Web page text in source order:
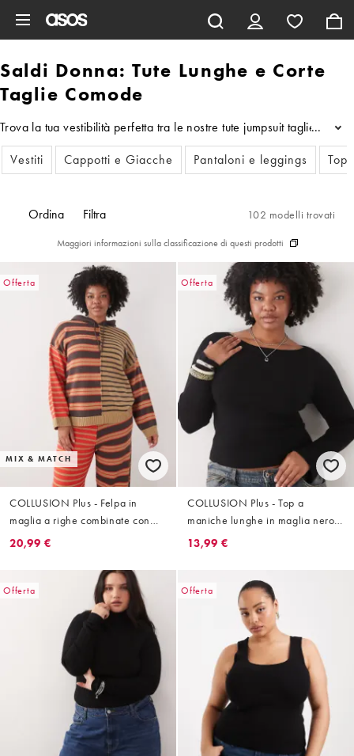
Saldi Donna: Tute Lunghe e Corte
Taglie Comode
Trova la tua vestibilità perfetta tra le nostre tute jumpsuit taglie
...
Vestiti
Cappotti e Giacche Pantaloni e leggings Top
Ordina Filtra 102 modelli trovati
Maggiori informazioni sulla classificazione di questi prodotti
Offerta
MIX & MATCH
COLLUSION Plus - Felpa in
maglia a righe combinate con
cappuccio in coordinato
20,99 €
Offerta
COLLUSION Plus - Top a
maniche lunghe in maglia nero
con scollo a barchetta
13,99 €
Offerta Offerta